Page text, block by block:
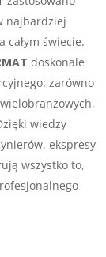
najbardziej
całym świecie.
doskonale
zarówno
wiedzy
ekspresy
wszystko to,